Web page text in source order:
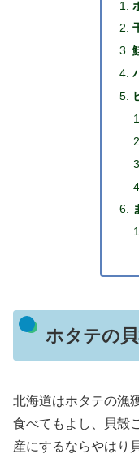
ホタテの
北海道はホタテの漁
食べてもよし、貝殻
産にするならやはり